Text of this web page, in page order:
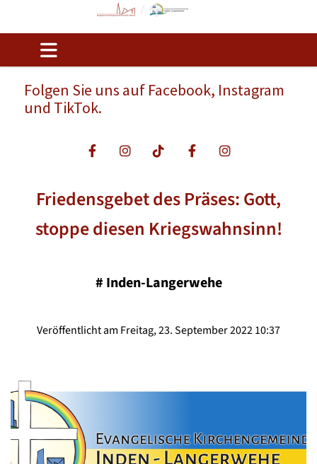
Folgen Sie uns auf Facebook, Instagram
und TikTok.
Friedensgebet des Präses: Gott,
stoppe diesen Kriegswahnsinn!
# Inden-Langerwehe
Veröffentlicht am Freitag, 23. September 2022 10:37